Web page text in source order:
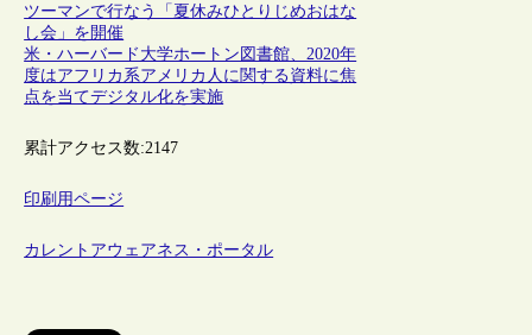
ツーマンで行なう「夏休みひとりじめおはな
し会」を開催
米・ハーバード大学ホートン図書館、2020年
度はアフリカ系アメリカ人に関する資料に焦
点を当てデジタル化を実施
累計アクセス数:2147
印刷用ページ
カレントアウェアネス・ポータル